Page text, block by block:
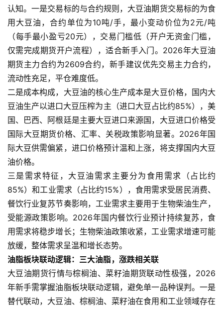
认知。一是交易标的与合约规则，大豆油期货交易标的为食
用大豆油，合约单位为10吨/手，最小变动价位为2元/吨
（每手最小盈亏20元），交易门槛低（开户无资金门槛，
仅需完成期货开户流程），适合新手入门。2026年大豆油
期货主力合约为2609合约，新手建议优先交易主力合约，
流动性充足，平仓难度低。
二是成本构成，大豆油的核心生产成本是大豆价格，国内大
豆油生产以进口大豆压榨为主（进口大豆占比约85%），美
国、巴西、阿根廷是主要大豆进口来源国，大豆进口价格受
国际大豆期货价格、汇率、关税政策影响显著。2026年国
际大豆供需偏紧，进口价格预计温和上涨，将支撑国内大豆
油价格。
三是需求特征，大豆油需求主要分为食用需求（占比约
85%）和工业需求（占比约15%），食用需求受居民消费、
餐饮行业复苏节奏影响，工业需求主要用于生物柴油生产，
受能源政策影响。2026年国内餐饮行业预计持续复苏，食
用需求将稳步增长；生物柴油政策收紧，工业需求增速可能
放缓，整体需求呈温和增长态势。
油脂板块联动逻辑：三大油脂，涨跌相关联
大豆油期货行情与棕榈油、菜籽油期货联动性极强，2026
年新手需掌握油脂板块联动逻辑，避免单一品种误判。一是
替代联动，大豆油、棕榈油、菜籽油在食用和工业领域存在